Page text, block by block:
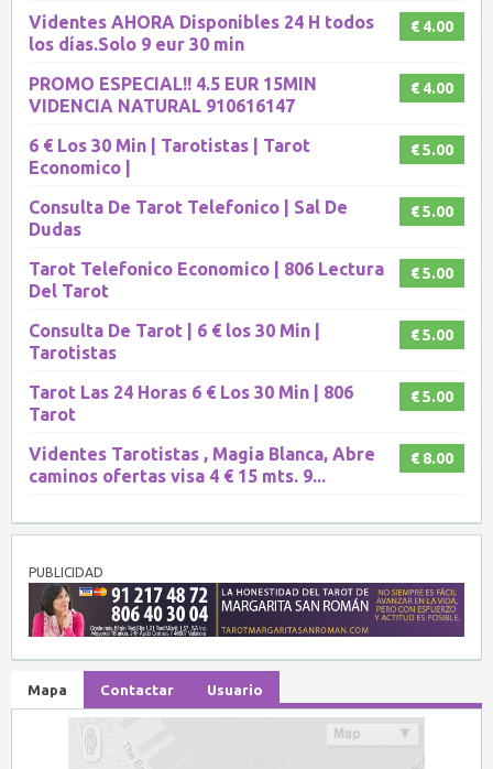
€ 4.00
Videntes AHORA Disponibles 24 H todos
los días.Solo 9 eur 30 min
€ 4.00
PROMO ESPECIAL!! 4.5 EUR 15MIN
VIDENCIA NATURAL 910616147
€ 5.00
6 € Los 30 Min | Tarotistas | Tarot
Economico |
€ 5.00
Consulta De Tarot Telefonico | Sal De
Dudas
€ 5.00
Tarot Telefonico Economico | 806 Lectura
Del Tarot
€ 5.00
Consulta De Tarot | 6 € los 30 Min |
Tarotistas
€ 5.00
Tarot Las 24 Horas 6 € Los 30 Min | 806
Tarot
€ 8.00
Videntes Tarotistas , Magia Blanca, Abre
caminos ofertas visa 4 € 15 mts. 9...
PUBLICIDAD
Mapa Contactar Usuario